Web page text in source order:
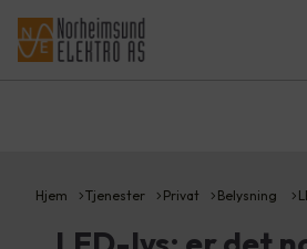
Hjem Tjenester Privat Belysning